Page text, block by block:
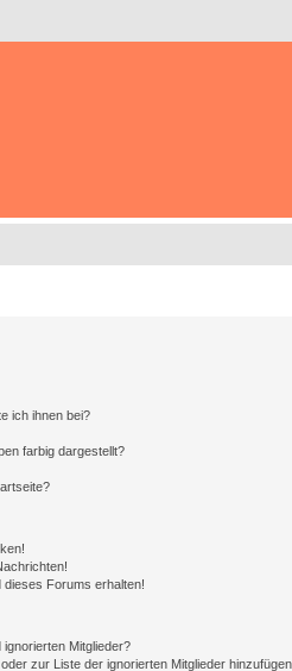
ich ihnen bei?
farbig dargestellt?
dieses Forums erhalten!
Mitglieder?
zur Liste der ignorierten Mitglieder